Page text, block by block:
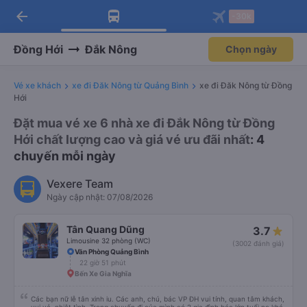
Tải app Vexere ngay!
Nhận ưu đãi thành viên độc
Mở app
Tải app Vexere
-30k/ghế khi đặt vé máy bay qua
Mở app
arrow_back
Đồng Hới Đắk Nông Chọn ngày
Vé xe khách xe đi Đăk Nông từ Quảng Bình
xe đi Đăk Nông từ Đồng
Hới
Đặt mua vé xe 6 nhà xe đi Đắk Nông từ Đồng
Hới chất lượng cao và giá vé ưu đãi nhất: 4
chuyến mỗi ngày
Vexere Team
Ngày cập nhật: 07/08/2026
Tân Quang Dũng
Limousine 32 phòng (WC)
3.7
(3002 đánh giá)
Văn Phòng Quảng Bình
22 giờ 51 phút
Bến Xe Gia Nghĩa
Các bạn nữ lễ tân xinh iu. Các anh, chú, bác VP ĐH vui tính, quan tâm khách,